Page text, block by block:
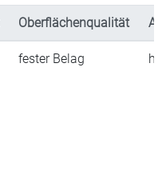
Oberflächenqualität
fester Belag